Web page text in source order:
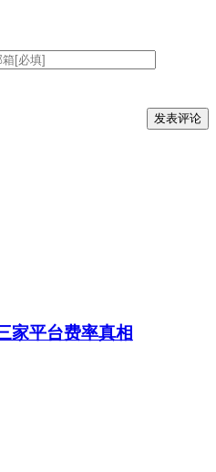
家平台费率真相